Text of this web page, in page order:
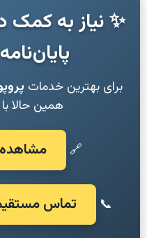
✨ نیاز به کمک
برای بهترین خدمات
همین حالا
🔗
📞 تماس مستقیم: 0912-